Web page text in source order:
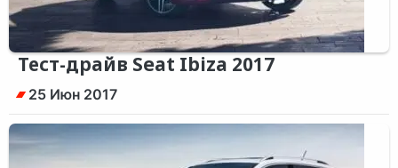
Тест-драйв Seat Ibiza 2017
25 Июн 2017